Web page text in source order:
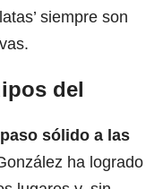
siempre son
del
sólido a las
ha logrado